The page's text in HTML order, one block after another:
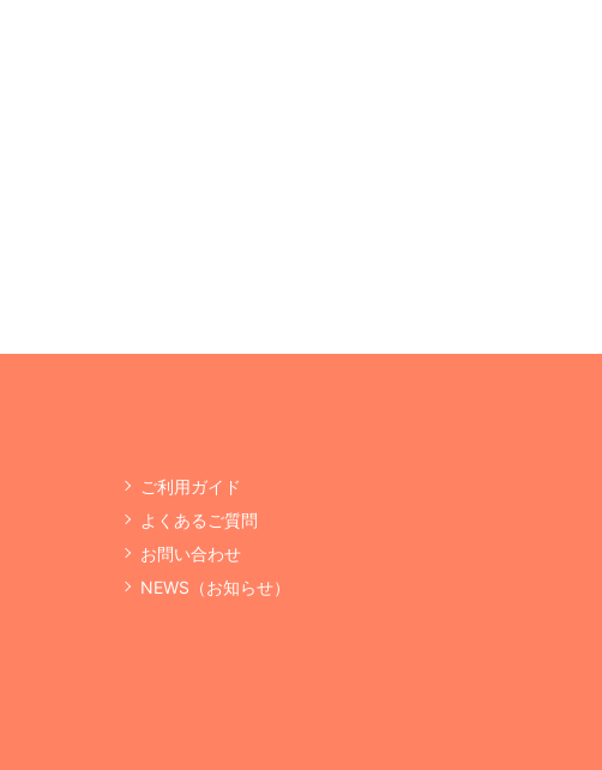
ご利用ガイド
よくあるご質問
お問い合わせ
NEWS（お知らせ）